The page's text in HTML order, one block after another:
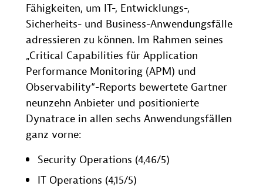
Fähigkeiten, um IT-, Entwicklungs-,
Sicherheits- und Business-Anwendungsfälle
adressieren zu können. Im Rahmen seines
„Critical Capabilities für Application
Performance Monitoring (APM) und
Observability“-Reports bewertete Gartner
neunzehn Anbieter und positionierte
Dynatrace in allen sechs Anwendungsfällen
ganz vorne:
Security Operations (4,46/5)
IT Operations (4,15/5)